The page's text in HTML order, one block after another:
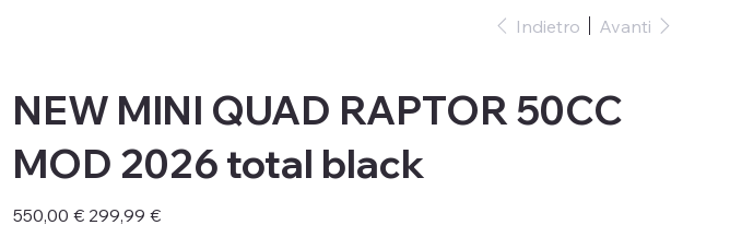
Indietro Avanti
NEW MINI QUAD RAPTOR 50CC
MOD 2026 total black
Prezzo
originale
550,00 € Prezzo
scontato
299,99 €